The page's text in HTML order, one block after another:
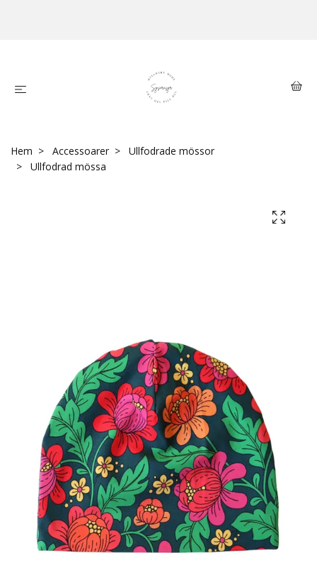
Hem Accessoarer
Ullfodrade mössor
Ullfodrad mössa